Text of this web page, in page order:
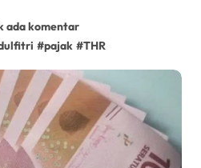
ada komentar
#pajak #THR